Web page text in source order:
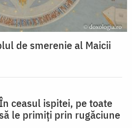
de smerenie al Maicii
ceasul ispitei, pe toate
să le primiți prin rugăciune